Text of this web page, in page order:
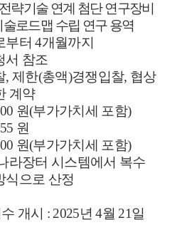
략기술 연계 첨단 연구장비
술로드맵 수립 연구 용역
부터4개월까지
서 참조
,제한(총액)경쟁입찰, 협상
계약
원(부가가치세 포함)
원
원(부가가치세 포함)
라장터 시스템에서 복수
식으로 산정
개시 : 2025년4월 21일